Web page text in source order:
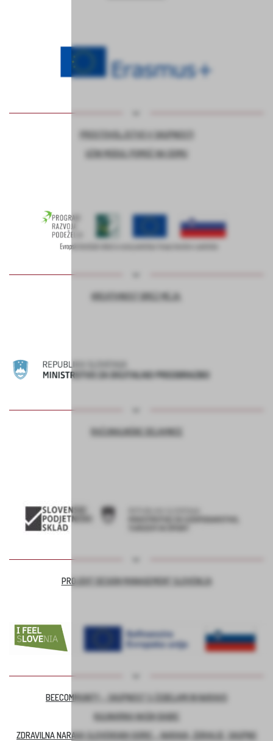
PROSTOVOLJSTVO V SKUPNOSTI
UČNI MODUL POMOČ NA DOMU
KREATIVNOST BREZ MEJA
RAČUNALNIŠKE DELAVNICE
PROJEKT DESIGN MANAGEMENT SLOVENIJA
BEECOMMUNITY – SKUPNOST S ČEBELAMI IN NARAVO
KULINARIKA NAŠIH BABIC
ZDRAVILNA NARAVA SLOVENSKIH GORIC – NARAVA, ZDRAVJE, SKUPNO